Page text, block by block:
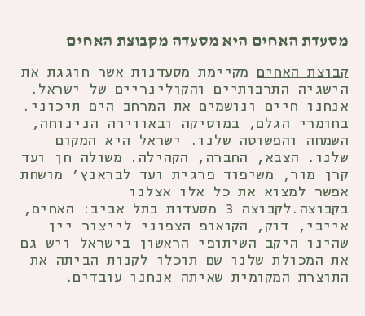
מסעדת האחים היא מסעדה מקבוצת האחים
קבוצת האחים מקיימת מסעדנות אשר חוגגת את
הישגיה התרבותיים והקולינריים של ישראל.
אנחנו חיים ונושמים את המרחב הים תיכוני.
בחומרי הגלם, במוסיקה ובאווירה הנינוחה,
השמחה והפשוטה שלנו. ישראל היא המקום
שלנו. הצבא, החברה, הקהילה. משולה חן ועד
קרן מור, משיפוד פרגית ועד לבראנץ׳ מושחת
אפשר למצוא את כל אלו אצלנו
בקבוצה.לקבוצה 3 מסעדות בתל אביב: האחים,
אייבי, דוק, הקואופ הצפוני לייצור יין
שהינו היקב השיתופי הראשון בישראל ויש גם
את המכולת שלנו שם תוכלו לקנות הביתה את
התוצרת המקומית שאיתה אנחנו עובדים.